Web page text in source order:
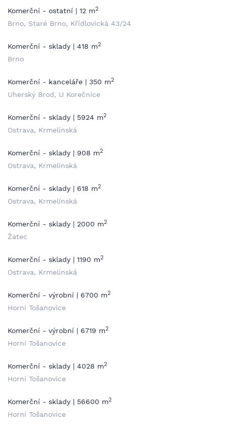
Komerční - ostatní | 12 m2
Brno, Staré Brno, Křídlovická 43/24
Komerční - sklady | 418 m2
Brno
Komerční - kanceláře | 350 m2
Uherský Brod, U Korečnice
Komerční - sklady | 5924 m2
Ostrava, Krmelínská
Komerční - sklady | 908 m2
Ostrava, Krmelínská
Komerční - sklady | 618 m2
Ostrava, Krmelínská
Komerční - sklady | 2000 m2
Žatec
Komerční - sklady | 1190 m2
Ostrava, Krmelínská
Komerční - výrobní | 6700 m2
Horní Tošanovice
Komerční - výrobní | 6719 m2
Horní Tošanovice
Komerční - sklady | 4028 m2
Horní Tošanovice
Komerční - sklady | 56600 m2
Horní Tošanovice